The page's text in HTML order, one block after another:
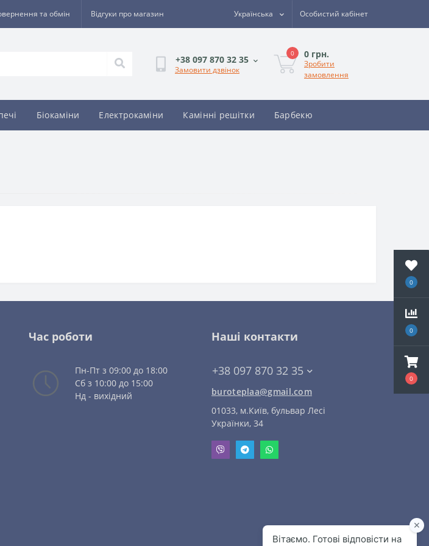
0
0
0
та обмін Відгуки про магазин Українська Особистий кабінет
+38 097 870 32 35
Замовити дзвінок
0 0 грн.
Зробити
замовлення
Біокаміни Електрокаміни Камінні решітки Барбекю
Час роботи
Пн-Пт з 09:00 до 18:00
Сб з 10:00 до 15:00
Нд - вихідний
Наші контакти
+38 097 870 32 35
buroteplaa@gmail.com
01033, м.Київ, бульвар Лесі
Українки, 34